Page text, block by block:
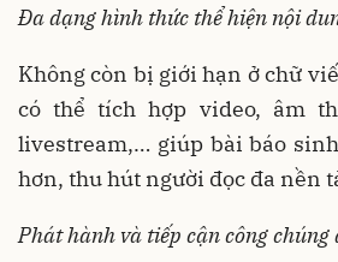
Đa dạng hình thức thể hiện nội
Không còn bị giới hạn ở chữ
có thể tích hợp video, âm
livestream,… giúp bài báo
hơn, thu hút người đọc đa nền
Phát hành và tiếp cận công chúng